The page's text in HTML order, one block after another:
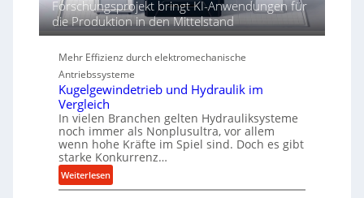
i
e
e
r
f
o
r
m
a
n
c
Forschungsprojekt bringt KI-Anwendungen für
die Produktion in den Mittelstand
Mehr Effizienz durch elektromechanische
Antriebssysteme
Kugelgewindetrieb und Hydraulik im
Vergleich
In vielen Branchen gelten Hydrauliksysteme
noch immer als Nonplusultra, vor allem
wenn hohe Kräfte im Spiel sind. Doch es gibt
starke Konkurrenz…
Weiterlesen:
K